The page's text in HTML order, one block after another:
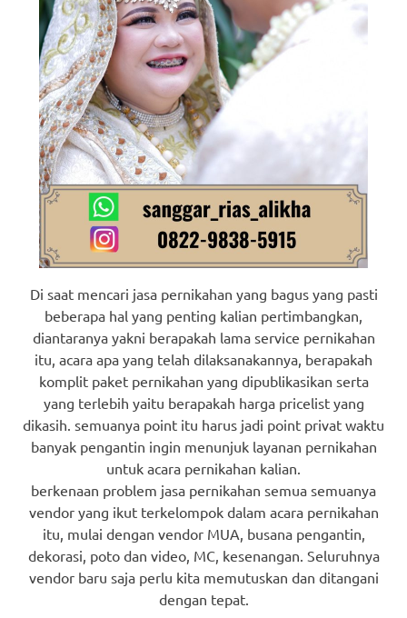
Di saat mencari jasa pernikahan yang bagus yang pasti
beberapa hal yang penting kalian pertimbangkan,
diantaranya yakni berapakah lama service pernikahan
itu, acara apa yang telah dilaksanakannya, berapakah
komplit paket pernikahan yang dipublikasikan serta
yang terlebih yaitu berapakah harga pricelist yang
dikasih. semuanya point itu harus jadi point privat waktu
banyak pengantin ingin menunjuk layanan pernikahan
untuk acara pernikahan kalian.
berkenaan problem jasa pernikahan semua semuanya
vendor yang ikut terkelompok dalam acara pernikahan
itu, mulai dengan vendor MUA, busana pengantin,
dekorasi, poto dan video, MC, kesenangan. Seluruhnya
vendor baru saja perlu kita memutuskan dan ditangani
dengan tepat.